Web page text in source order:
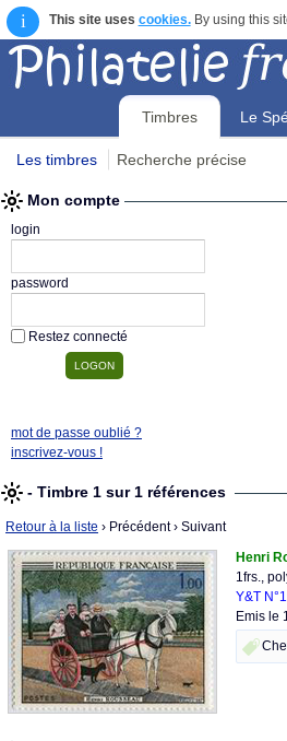
i This site uses cookies.By using this
Timbres Le
Les timbres Recherche précise
Mon compte
login
password
Restez connecté
mot de passe oublié ?
inscrivez-vous !
- Timbre 1 sur 1 références
Retour à la liste › Précédent› Suivant
Henri
1frs.,
Y&T
Emis le